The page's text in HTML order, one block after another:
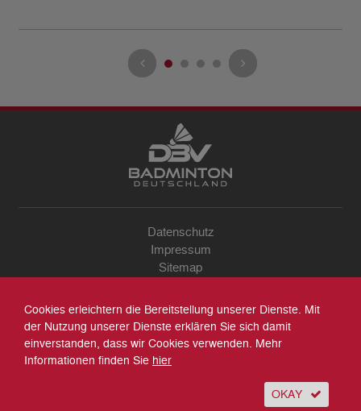
Datenschutz
Impressum
Sitemap
Archiv
Suche
Cookies erleichtern die Bereitstellung unserer Dienste. Mit
der Nutzung unserer Dienste erklären Sie sich damit
einverstanden, dass wir Cookies verwenden. Mehr
Informationen finden Sie hier
OKAY